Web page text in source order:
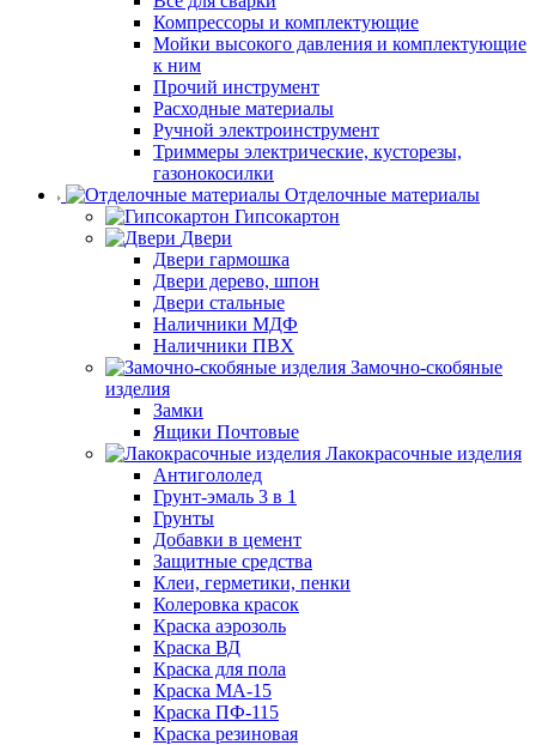
Компрессоры и комплектующие
Мойки высокого давления и комплектующие
к ним
Прочий инструмент
Расходные материалы
Ручной электроинструмент
Триммеры электрические, кусторезы,
газонокосилки
Отделочные материалы
Гипсокартон
Двери
Двери гармошка
Двери дерево, шпон
Двери стальные
Наличники МДФ
Наличники ПВХ
Замочно-скобяные
изделия
Замки
Ящики Почтовые
Лакокрасочные изделия
Антигололед
Грунт-эмаль 3 в 1
Грунты
Добавки в цемент
Защитные средства
Клеи, герметики, пенки
Колеровка красок
Краска аэрозоль
Краска ВД
Краска для пола
Краска МА-15
Краска ПФ-115
Краска резиновая